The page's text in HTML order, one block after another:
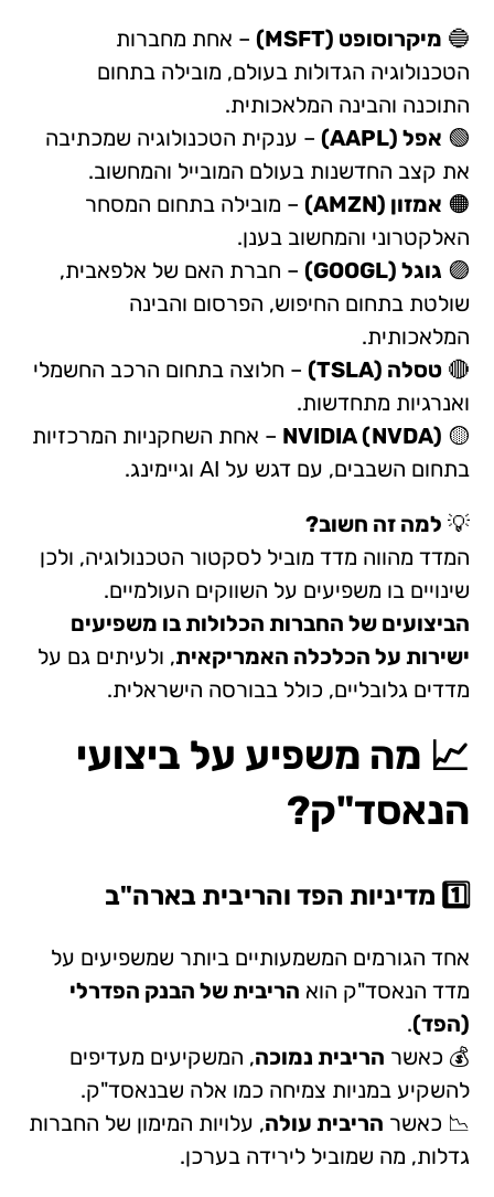
🔵 מיקרוסופט (MSFT)
– אחת מחברות
הטכנולוגיה הגדולות בעולם, מובילה בתחום
התוכנה והבינה המלאכותית.
🟢 אפל (AAPL)
– ענקית הטכנולוגיה שמכתיבה
את קצב החדשנות בעולם המובייל והמחשוב.
🟠 אמזון (AMZN)
– מובילה בתחום המסחר
האלקטרוני והמחשוב בענן.
🟣 גוגל (GOOGL)
– חברת האם של אלפאבית,
שולטת בתחום החיפוש, הפרסום והבינה
המלאכותית.
🔴טסלה (TSLA)
– חלוצה בתחום הרכב החשמלי
ואנרגיות מתחדשות.
🟡
NVIDIA (NVDA) – אחת השחקניות המרכזיות
בתחום השבבים, עם דגש על AI וגיימינג.
💡 למה זה חשוב?
המדד מהווה מדד מוביל לסקטור הטכנולוגיה, ולכן
שינויים בו משפיעים על השווקים העולמיים.
הביצועים של החברות הכלולות בו משפיעים
ישירות על הכלכלה האמריקאית, ולעיתים גם על
מדדים גלובליים, כולל בבורסה הישראלית.
📈 מה משפיע על ביצועי
הנאסד"ק?
1️⃣ מדיניות הפד והריבית בארה"ב
אחד הגורמים המשמעותיים ביותר שמשפיעים על
מדד הנאסד"ק הוא הריבית של הבנק הפדרלי
(הפד).
💰 כאשר הריבית נמוכה, המשקיעים מעדיפים
להשקיע במניות צמיחה כמו אלה שבנאסד"ק.
📉 כאשר הריבית עולה, עלויות המימון של החברות
גדלות, מה שמוביל לירידה בערכן.